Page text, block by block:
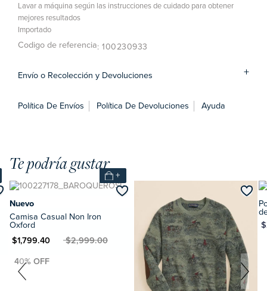
Lavar a máquina según las instrucciones de cuidado para obtener
mejores resultados
Importado
Codigo de referencia: 100230933
Envío o Recolección y Devoluciones
Política De Envíos Política De Devoluciones Ayuda
Te podría gustar
+
Nuevo
Camisa Casual Non Iron
Oxford
$1,799.40MXN $2,999.00
MXN